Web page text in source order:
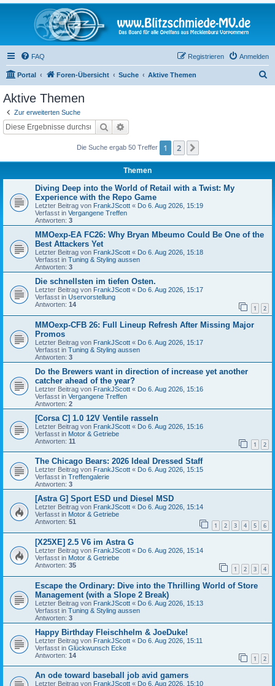
FAQ Anmelden
Registrieren
Portal Foren-Übersicht Suche Aktive Themen
Aktive Themen
Zur erweiterten Suche
Suche
Die Suche ergab 50 Treffer 1 2
Themen
Diving Deep into the World of Retail with a Twist: My
Experience with the Repo Game
Letzter Beitrag von FrankJScott « Do 6. Aug 2026, 15:19
Verfasst in Vergangene Treffen
Antworten: 3
MMOexp-EA FC26: Why Bryan Mbeumo Could Be One of the
Best Attackers Yet
Letzter Beitrag von FrankJScott « Do 6. Aug 2026, 15:18
Verfasst in Tuning & Styling aussen
Antworten: 3
Die schnellsten im tiefen Osten.
Letzter Beitrag von FrankJScott « Do 6. Aug 2026, 15:17
Verfasst in Uservorstellung
Antworten: 14 1 2
MMOexp-CFB 26: Full Lineup Refresh After Missing Major
Promos
Letzter Beitrag von FrankJScott « Do 6. Aug 2026, 15:17
Verfasst in Tuning & Styling aussen
Antworten: 3
Do the Brewers want in direction of increase yet another
catcher ahead of the year?
Letzter Beitrag von FrankJScott « Do 6. Aug 2026, 15:16
Verfasst in Vergangene Treffen
Antworten: 2
[Corsa C] 1.0 12V Ventile rasseln
Letzter Beitrag von FrankJScott « Do 6. Aug 2026, 15:16
Verfasst in Motor & Getriebe
Antworten: 11 1 2
The Chicago Bears: 2026 Ideal Dressed Staff
Letzter Beitrag von FrankJScott « Do 6. Aug 2026, 15:15
Verfasst in Treffengalerie
Antworten: 3
[Astra G] Sport ESD und Diesel MSD
Letzter Beitrag von FrankJScott « Do 6. Aug 2026, 15:14
Verfasst in Motor & Getriebe
Antworten: 51 1 2 3 4 5 6
[X25XE] 2.5 V6 im Astra G
Letzter Beitrag von FrankJScott « Do 6. Aug 2026, 15:14
Verfasst in Motor & Getriebe
Antworten: 35 1 2 3 4
Escape the Ordinary: Dive into the Thrilling World of Store
Management (with a Slope 2 Break)
Letzter Beitrag von FrankJScott « Do 6. Aug 2026, 15:13
Verfasst in Tuning & Styling aussen
Antworten: 3
Happy Birthday Fleischhelm & JoeDuke!
Letzter Beitrag von FrankJScott « Do 6. Aug 2026, 15:11
Verfasst in Glückwunsch Ecke
Antworten: 14 1 2
An ode toward baseball job avid gamers
Letzter Beitrag von FrankJScott « Do 6. Aug 2026, 15:10